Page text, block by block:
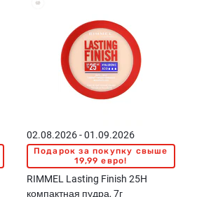
02.08.2026 - 01.09.2026
Подарок за покупку свыше
19,99 евро!
RIMMEL Lasting Finish 25H
компактная пудра, 7г